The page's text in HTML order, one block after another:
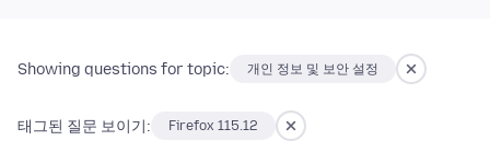
Showing questions for topic: 개인 정보 및 보안 설정
태그된 질문 보이기: Firefox 115.12